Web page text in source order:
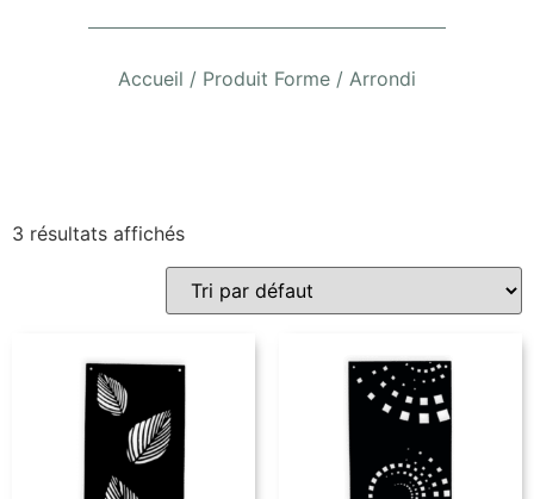
Accueil / Produit Forme / Arrondi
3 résultats affichés